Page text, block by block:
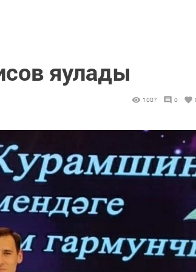
яулады
1007 0